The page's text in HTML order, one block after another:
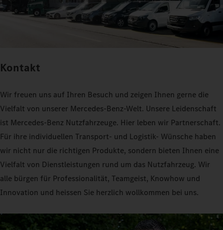
Kontakt
Wir freuen uns auf Ihren Besuch und zeigen Ihnen gerne die
Vielfalt von unserer Mercedes-Benz-Welt. Unsere Leidenschaft
ist Mercedes-Benz Nutzfahrzeuge. Hier leben wir Partnerschaft.
Für ihre individuellen Transport- und Logistik- Wünsche haben
wir nicht nur die richtigen Produkte, sondern bieten Ihnen eine
Vielfalt von Dienstleistungen rund um das Nutzfahrzeug. Wir
alle bürgen für Professionalität, Teamgeist, Knowhow und
Innovation und heissen Sie herzlich wollkommen bei uns.